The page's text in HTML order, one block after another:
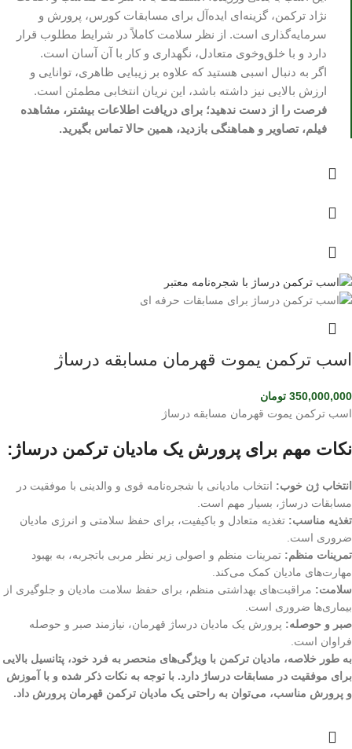
نژاد ترکمن، گزینه‌ای ایده‌آل برای مسابقات کورس، پرورش و
سرمایه‌گذاری است. از نظر سلامت کاملاً در شرایط مطلوب قرار
دارد و با خلق‌وخوی متعادل، نگهداری و کار با آن آسان است.
اگر به دنبال اسبی هستید که علاوه بر زیبایی ظاهری، توانایی و
ارزش بالایی نیز داشته باشد، این نریان انتخابی مطمئن است.
فرصت را از دست ندهید؛ برای دریافت اطلاعات بیشتر، مشاهده
فیلم، تصاویر و هماهنگی بازدید، همین حالا تماس بگیرید.
اسب ترکمن یموت قهرمان مسابقه درساژ
350,000,000 تومان
اسب ترکمن یموت قهرمان مسابقه درساژ
نکات مهم برای پرورش یک مادیان ترکمن درساژ:
انتخاب ژن خوب: انتخاب مادیانی با شجره‌نامه قوی و والدینی با موفقیت در
مسابقات درساژ، بسیار مهم است.
تغذیه مناسب: تغذیه متعادل و باکیفیت، برای حفظ سلامتی و انرژی مادیان
ضروری است.
تمرینات منظم: تمرینات منظم و اصولی زیر نظر مربی باتجربه، به بهبود
مهارت‌های مادیان کمک می‌کند.
سلامت: مراقبت‌های بهداشتی منظم، برای حفظ سلامت مادیان و جلوگیری از
بیماری‌ها ضروری است.
صبر و حوصله: پرورش یک مادیان درساژ قهرمان، نیازمند صبر و حوصله
فراوان است.
به طور خلاصه، مادیان ترکمن با ویژگی‌های منحصر به فرد خود، پتانسیل بالایی
برای موفقیت در مسابقات درساژ دارد. با توجه به نکات ذکر شده و با آموزش
و پرورش مناسب، می‌توان به راحتی یک مادیان ترکمن قهرمان پرورش داد.